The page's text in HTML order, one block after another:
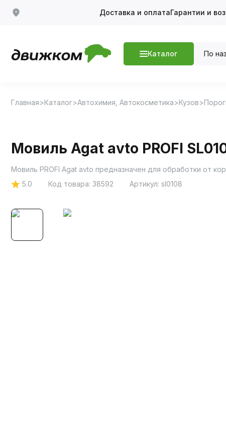
Доставка и оплатаГарантии и
Каталог По
Главная Каталог Автохимия, Автокосметика Кузов
Мовиль Agat avto PROFI
5.0
Код товара: 38592 Артикул: sl0108